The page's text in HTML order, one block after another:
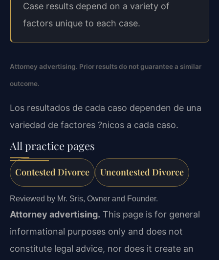
Case results depend on a variety of
factors unique to each case.
Attorney advertising. Prior results do not guarantee a similar
outcome.
Los resultados de cada caso dependen de una
variedad de factores ?nicos a cada caso.
All practice pages
Contested Divorce Uncontested Divorce
Reviewed by Mr. Sris, Owner and Founder.
Attorney advertising. This page is for general
informational purposes only and does not
constitute legal advice, nor does it create an